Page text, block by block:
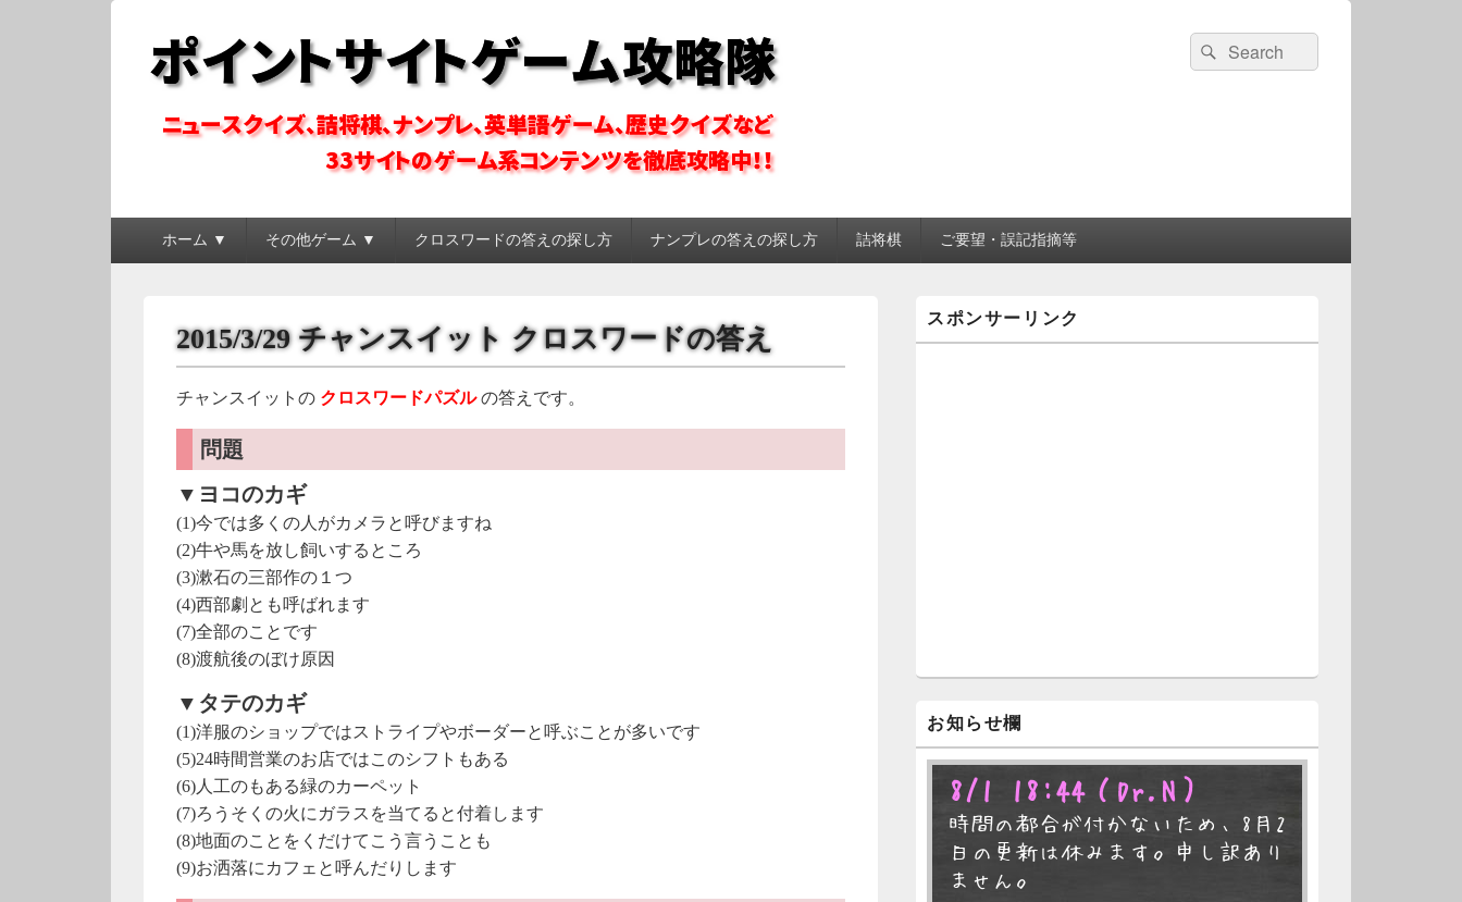
ポイントサイトゲーム攻略隊
検
索:
検
索
ホーム ▼ その他ゲーム ▼ クロスワードの答えの探し方 ナンプレの答えの探し方 詰将棋 ご要望・誤記指摘等
2015/3/29 チャンスイット クロスワードの答え
チャンスイットの クロスワードパズルの答えです。
問題
▼ヨコのカギ
(1)今では多くの人がカメラと呼びますね
(2)牛や馬を放し飼いするところ
(3)漱石の三部作の１つ
(4)西部劇とも呼ばれます
(7)全部のことです
(8)渡航後のぼけ原因
▼タテのカギ
(1)洋服のショップではストライプやボーダーと呼ぶことが多いです
(5)24時間営業のお店ではこのシフトもある
(6)人工のもある緑のカーペット
(7)ろうそくの火にガラスを当てると付着します
(8)地面のことをくだけてこう言うことも
(9)お洒落にカフェと呼んだりします
イ
ン
スポンサーリンク
お知らせ欄
8/1 18:44 （Dr.N）
時間の都合が付かないため、8月2
日の更新は休みます。申し訳あり
ません。